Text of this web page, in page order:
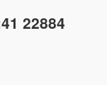
22884